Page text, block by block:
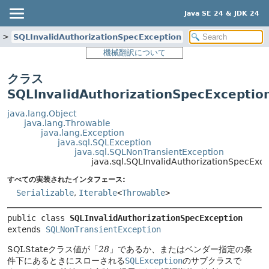
Java SE 24 & JDK 24
SQLInvalidAuthorizationSpecException
機械翻訳について
クラス
java.lang.Object
java.lang.Throwable
java.lang.Exception
java.sql.SQLException
java.sql.SQLNonTransientException
すべての実装されたインタフェース:
Serializable, Iterable<Throwable>
public class SQLInvalidAuthorizationSpecException
extends SQLNonTransientException
SQLStateクラス値が「28 」であるか、またはベンダー指定の条
件下にあるときにスローされるSQLExceptionのサブクラスで